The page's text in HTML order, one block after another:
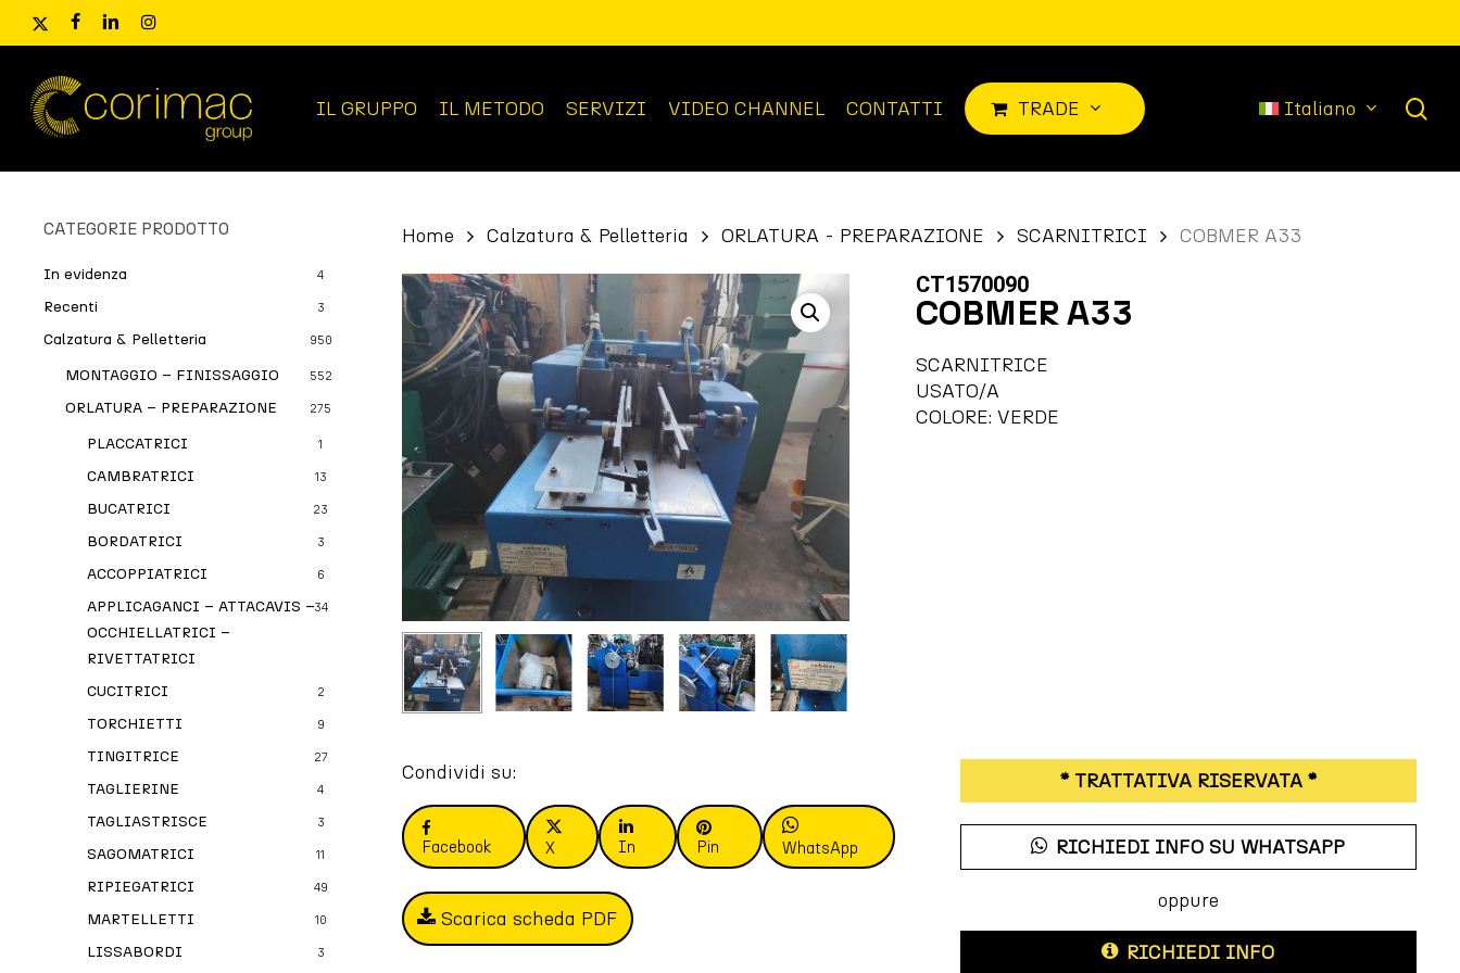
Skip
content
x-
facebooklinkedininstagram
Ricerca
prodotti
IL GRUPPO IL METODO SERVIZI VIDEO CHANNEL CONTATTI TRADE Italiano
CATEGORIE PRODOTTO
In evidenza 4
Recenti 3
Calzatura & Pelletteria 950
MONTAGGIO – FINISSAGGIO 552
ORLATURA – PREPARAZIONE 275
PLACCATRICI 1
CAMBRATRICI 13
BUCATRICI 23
BORDATRICI 3
ACCOPPIATRICI 6
APPLICAGANCI – ATTACAVIS –
OCCHIELLATRICI –
RIVETTATRICI
34
CUCITRICI 2
TORCHIETTI 9
TINGITRICE 27
TAGLIERINE 4
TAGLIASTRISCE 3
SAGOMATRICI 11
RIPIEGATRICI 49
MARTELLETTI 10
LISSABORDI 3
Home Calzatura & Pelletteria ORLATURA - PREPARAZIONE SCARNITRICI COBMER A33
CT1570090
COBMER A33
SCARNITRICE
USATO/A
COLORE: VERDE
Condividi su:
Facebook X In Pin WhatsApp
Scarica scheda PDF
* TRATTATIVA RISERVATA *
RICHIEDI INFO SU WHATSAPP
oppure
RICHIEDI INFO